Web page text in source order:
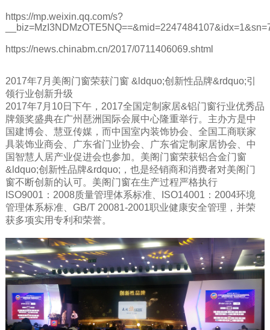
https://mp.weixin.qq.com/s?
https://news.chinabm.cn/2017/0711406069.shtml
2017年7月美阁门窗荣获门窗 &ldquo;创新性品牌&rdquo;引
领行业创新升级
2017年7月10日下午，2017全国定制家居&铝门窗行业优秀品
牌颁奖盛典在广州琶洲国际会展中心隆重举行。主办方是中
国建博会、慧亚传媒，而中国室内装饰协会、全国工商联家
具装饰业商会、广东省门业协会、广东省定制家居协会、中
国智慧人居产业促进会也参加。美阁门窗荣获铝合金门窗
&ldquo;创新性品牌&rdquo;，也是经销商和消费者对美阁门
窗不断创新的认可。美阁门窗在生产过程严格执行
ISO9001：2008质量管理体系标准、ISO14001：2004环境
管理体系标准、GB/T 20081-2001职业健康安全管理，并荣
获多项实用专利和荣誉。